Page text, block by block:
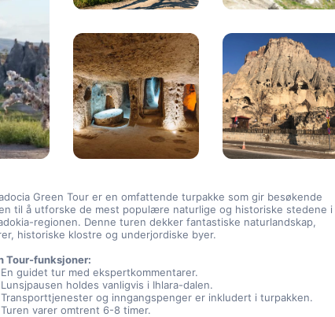
Green Tour er en omfattende turpakke som gir besøkende
til å utforske de mest populære naturlige og historiske stedene i
regionen. Denne turen dekker fantastiske naturlandskap,
historiske klostre og underjordiske byer.
Tour-funksjoner:
En guidet tur med ekspertkommentarer.
Lunsjpausen holdes vanligvis i Ihlara-dalen.
Transporttjenester og inngangspenger er inkludert i turpakken.
Turen varer omtrent 6-8 timer.